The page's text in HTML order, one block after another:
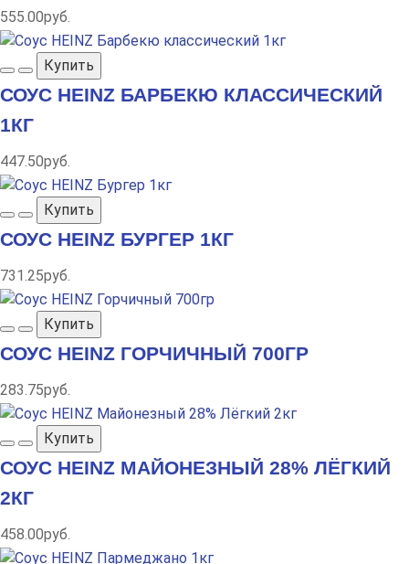
555.00руб.
Купить
СОУС HEINZ БАРБЕКЮ КЛАССИЧЕСКИЙ
1КГ
447.50руб.
Купить
СОУС HEINZ БУРГЕР 1КГ
731.25руб.
Купить
СОУС HEINZ ГОРЧИЧНЫЙ 700ГР
283.75руб.
Купить
СОУС HEINZ МАЙОНЕЗНЫЙ 28% ЛЁГКИЙ
2КГ
458.00руб.